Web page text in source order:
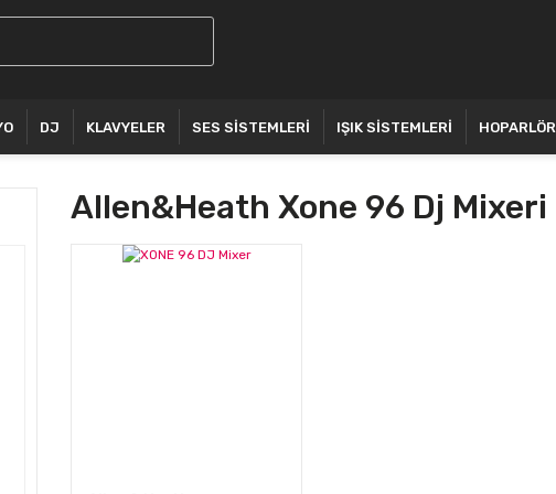
DJ KLAVYELER SES SİSTEMLERİ IŞIK SİSTEMLERİ HOPARLÖR
Allen&heath Xone 96 Dj Mixeri